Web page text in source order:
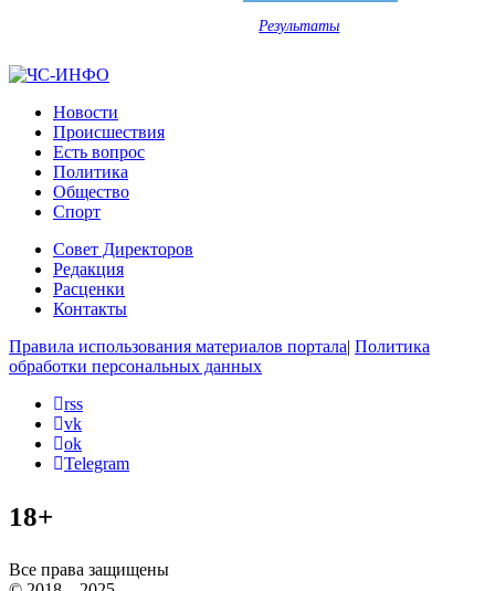
Результаты
Новости
Происшествия
Есть вопрос
Политика
Общество
Спорт
Совет Директоров
Редакция
Расценки
Контакты
Правила использования материалов портала| Политика
обработки персональных данных
rss
vk
ok
Telegram
18+
Все права защищены